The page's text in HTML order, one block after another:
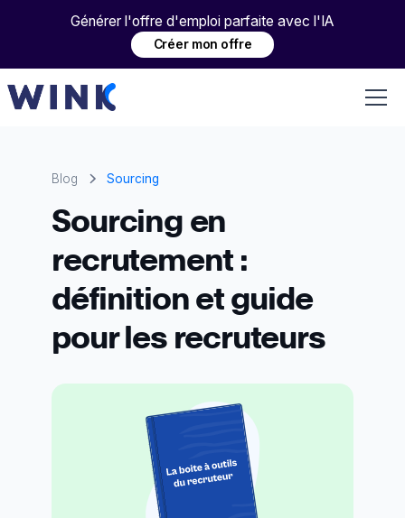
Générer l'offre d'emploi parfaite avec l'IA
Créer mon offre
Blog Sourcing
Sourcing en
recrutement :
définition et guide
pour les recruteurs